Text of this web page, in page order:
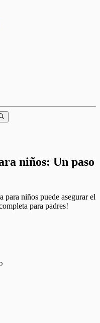
niños: Un paso
para niños puede asegurar el
para padres!